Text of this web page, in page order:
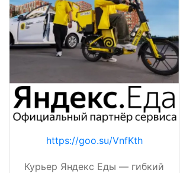
https://goo.su/VnfKth
Курьер Яндекс Еды — гибкий